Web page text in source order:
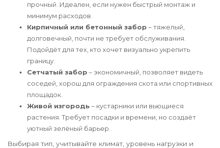
прочный. Идеален, если нужен быстрый монтаж и
минимум расходов.
Кирпичный или бетонный забор – тяжелый,
долговечный, почти не требует обслуживания.
Подойдёт для тех, кто хочет визуально укрепить
границу.
Сетчатый забор – экономичный, позволяет видеть
соседей, хорош для ограждения скота или спортивных
площадок.
Живой изгородь – кустарники или вьющиеся
растения. Требует посадки и времени, но создаёт
уютный зелёный барьер.
Выбирая тип, учитывайте климат, уровень нагрузки и